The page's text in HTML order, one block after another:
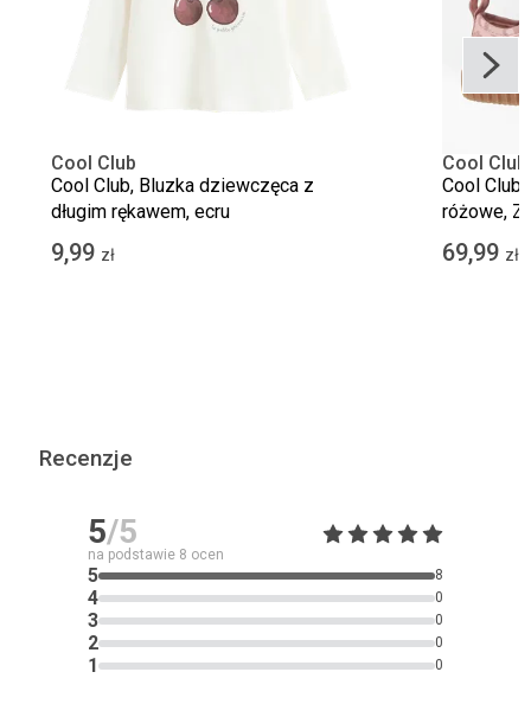
Cool Club
Cool Club, Bluzka dziewczęca z
długim rękawem, ecru
9,99 zł
Cool Club
Cool
różowe,
Barefoot
69,99 zł
Recenzje
5/5
na podstawie 8 ocen
5 8
4 0
3 0
2 0
1 0